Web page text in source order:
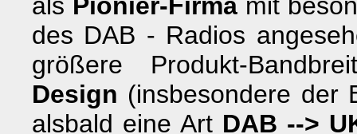
des DAB - Radios
größere Produkt-
Design (insbesondere der
alsbald eine Art DAB -->